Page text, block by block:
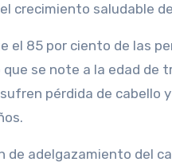
crecimiento saludable
el 85 por ciento de las
que se note a la edad
pérdida de cabello
de adelgazamiento del